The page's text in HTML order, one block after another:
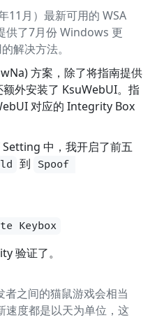
11月）最新可用的 WSA
供了7月份 Windows 更
解决方法。
方案，除了将指南提供
外安装了 KsuWebUI。指
对应的 Integrity Box
中，我开启了前五
到
Spoof
Keybox
验证了。
之间的猫鼠游戏会相当
速度都是以天为单位，这